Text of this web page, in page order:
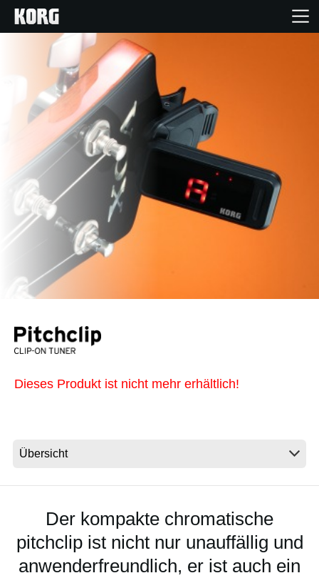
Home
Produkte
Extras
Events
Support
Händlersuche
Dieses Produkt ist nicht mehr erhältlich!
Der kompakte chromatische
pitchclip ist nicht nur unauffällig und
anwenderfreundlich, er ist auch ein